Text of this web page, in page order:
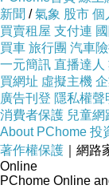
新聞 /氣象 股市 個
買賣租屋 支付連
買車 旅行團 汽車
一元簡訊 直播達人
買網址 虛擬主機
廣告刊登 隱私權聲
消費者保護 兒童網
About PChome 投
著作權保護 ｜網
Online
PChome Online